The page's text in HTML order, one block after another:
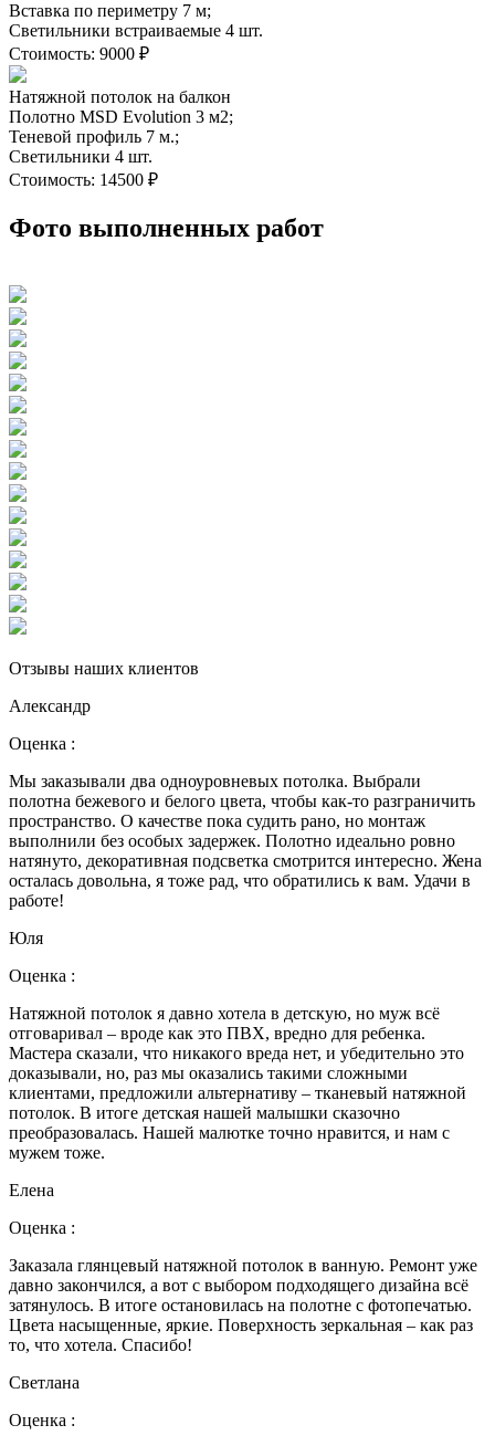
Вставка по периметру 7 м;
Светильники встраиваемые 4 шт.
Стоимость: 9000 ₽
Натяжной потолок на балкон
Полотно MSD Evolution 3 м2;
Теневой профиль 7 м.;
Светильники 4 шт.
Стоимость: 14500 ₽
Фото выполненных работ
Отзывы наших клиентов
Александр
Оценка :
Мы заказывали два одноуровневых потолка. Выбрали
полотна бежевого и белого цвета, чтобы как-то разграничить
пространство. О качестве пока судить рано, но монтаж
выполнили без особых задержек. Полотно идеально ровно
натянуто, декоративная подсветка смотрится интересно. Жена
осталась довольна, я тоже рад, что обратились к вам. Удачи в
работе!
Юля
Оценка :
Натяжной потолок я давно хотела в детскую, но муж всё
отговаривал – вроде как это ПВХ, вредно для ребенка.
Мастера сказали, что никакого вреда нет, и убедительно это
доказывали, но, раз мы оказались такими сложными
клиентами, предложили альтернативу – тканевый натяжной
потолок. В итоге детская нашей малышки сказочно
преобразовалась. Нашей малютке точно нравится, и нам с
мужем тоже.
Елена
Оценка :
Заказала глянцевый натяжной потолок в ванную. Ремонт уже
давно закончился, а вот с выбором подходящего дизайна всё
затянулось. В итоге остановилась на полотне с фотопечатью.
Цвета насыщенные, яркие. Поверхность зеркальная – как раз
то, что хотела. Спасибо!
Светлана
Оценка :